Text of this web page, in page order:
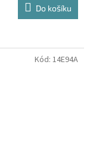
Do košíku
Kód: 14E94A